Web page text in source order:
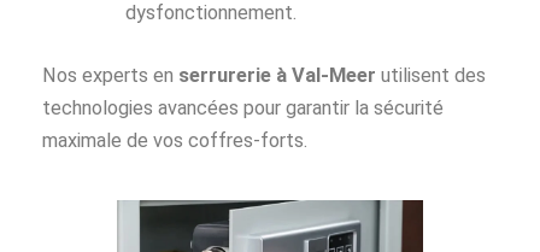
dysfonctionnement.
Nos experts en serrurerie à Val-Meer utilisent des
technologies avancées pour garantir la sécurité
maximale de vos coffres-forts.